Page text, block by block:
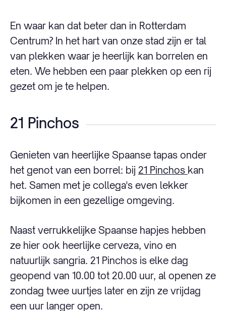
En waar kan dat beter dan in Rotterdam
Centrum? In het hart van onze stad zijn er tal
van plekken waar je heerlijk kan borrelen en
eten. We hebben een paar plekken op een rij
gezet om je te helpen.
21 Pinchos
Genieten van heerlijke Spaanse tapas onder
het genot van een borrel: bij 21 Pinchos kan
het. Samen met je collega's even lekker
bijkomen in een gezellige omgeving.
Naast verrukkelijke Spaanse hapjes hebben
ze hier ook heerlijke cerveza, vino en
natuurlijk sangria. 21 Pinchos is elke dag
geopend van 10.00 tot 20.00 uur, al openen ze
zondag twee uurtjes later en zijn ze vrijdag
een uur langer open.